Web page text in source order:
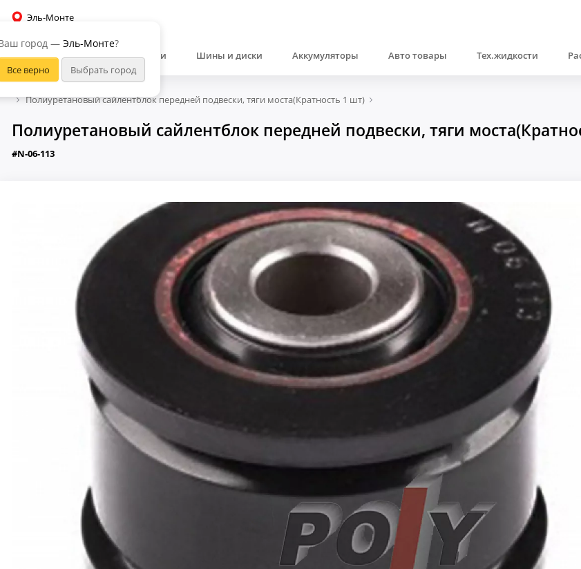
Эль-Монте
город — Эль-Монте?
Автозапчасти Шины и диски Аккумуляторы Авто товары Тех.жидкости
Полиуретановый сайлентблок передней подвески, тяги моста(Кратность 1 шт)
Полиуретановый сайлентблок передней подвески, тяги
#N-06-113